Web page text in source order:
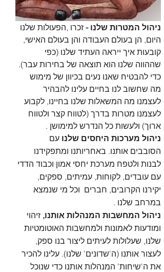
ניהול המטרות שלנו - זכרו ,הפעולות שלנו
היום, הן בעולם העבודה והן בעולם האישי,
קובעות איך ייראה העתיד שלנו (כפי
שההווה שלנו הוא תוצאה של בחירות עבר).
כדי להבטיח שאנו נעים בכיוון של מימוש
מה שחשוב לנו בחיים עלינו להבהיר
לעצמנו מה המשאלות שלנו בחיינו, לקבוע
לעצמנו מטרות בדרך (לטווח קצר ולטווח
ארוך) ולעשות כל הנדרש למימושן .
ניהול מערכות היחסים שלנו עם
הסובבים אותנו. באחריותנו ומתפקידנו
לבנות ולטפח מערכת יחסי אמון וכבוד הדדי
עם עובדים, לקוחות, עמיתים, ספקים,
יקירנו הקרובים, חברים  וכל מי שנמצא
במרחב שלנו .
ניהול המחשבות המנהלות אותנו, זיהוי
ומודעות לאמונות ולמחשבות האוטומטיות
שלנו, שעלולות לעיתים ליצור בנו ספק,
לעצור אותנו (ה'שדונים' שלנו). עלינו להכיר
את ה'שיחות' המנהלות אותנו כדי שנוכל